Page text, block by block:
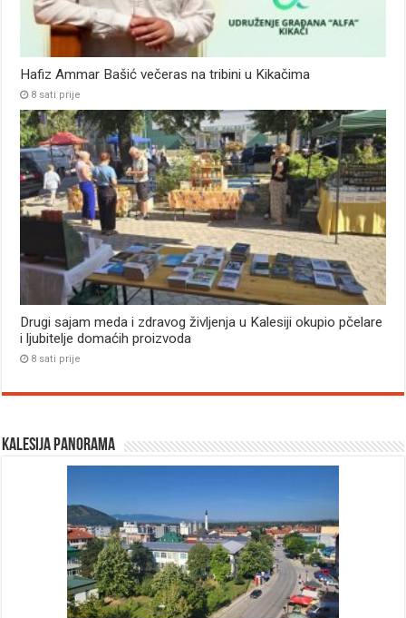
Hafiz Ammar Bašić večeras na tribini u Kikačima
8 sati prije
Drugi sajam meda i zdravog življenja u Kalesiji okupio pčelare
i ljubitelje domaćih proizvoda
8 sati prije
Kalesija panorama